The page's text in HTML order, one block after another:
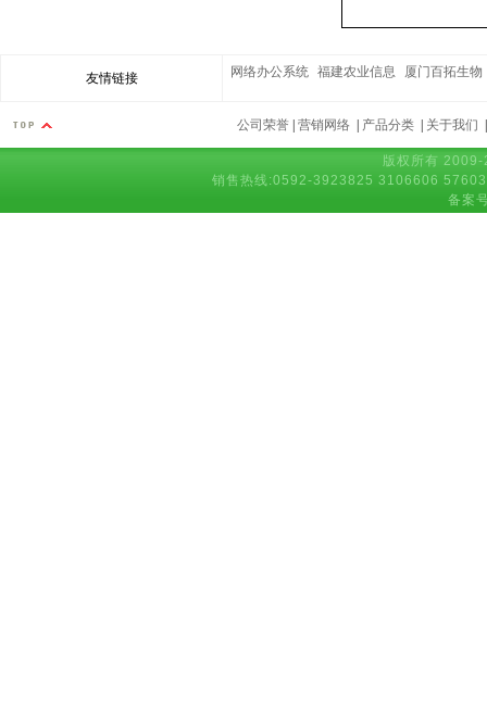
友情链接 网络办公系统 福建农业信息 厦门百拓生物
公司荣誉 营销网络 产品分类 关于我们
版权所有
销售热线:0592-3923825 3106606
备案